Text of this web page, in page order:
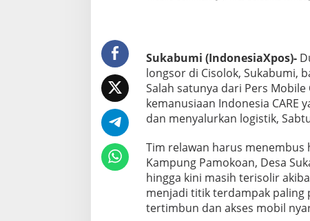
R
a
r
P
e
n
g
b
a
t
a
n
G
Sukabumi (IndonesiaXpos)-
longsor di Cisolok, Sukabumi,
Salah satunya dari Pers
kemanusiaan Indonesia CARE
dan menyalurkan logistik,
Tim relawan harus
Kampung Pamokoan, Desa
hingga kini masih terisolir
menjadi titik terdampak paling
tertimbun dan akses mobil